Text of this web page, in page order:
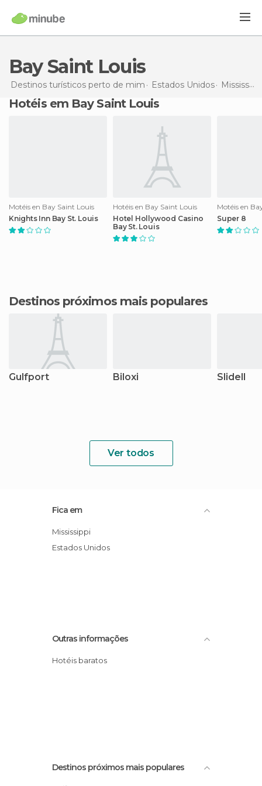
Bay Saint Louis
Destinos turísticos perto de mim Estados Unidos Mississippi
Hotéis em Bay Saint Louis
Motéis en Bay Saint Louis
Knights Inn Bay St. Louis
Hotéis en Bay Saint Louis
Hotel Hollywood Casino
Bay St. Louis
Motéis en
Super 8
Destinos próximos mais populares
Gulfport Biloxi Slidell
Ver todos
Fica em
Mississippi
Estados Unidos
Outras informações
Hotéis baratos
Destinos próximos mais populares